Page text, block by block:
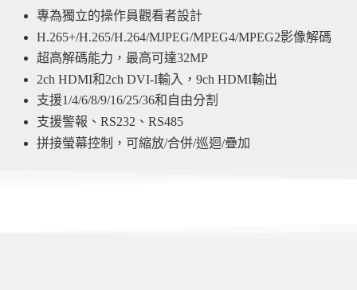
專為獨立的操作員觀看者設計
H.265+/H.265/H.264/MJPEG/MPEG4/MPEG2影像解碼
超高解碼能力，最高可達32MP
2ch HDMI和2ch DVI-I輸入，9ch HDMI輸出
支援1/4/6/8/9/16/25/36和自由分割
支援警報、RS232、RS485
拼接螢幕控制，可縮放/合併/巡迴/疊加